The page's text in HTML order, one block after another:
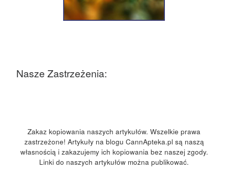
Nasze Zastrzeżenia:
Zakaz kopiowania naszych artykułów. Wszelkie prawa
zastrzeżone! Artykuły na blogu CannApteka.pl są naszą
własnością i zakazujemy ich kopiowania bez naszej zgody.
Linki do naszych artykułów można publikować.